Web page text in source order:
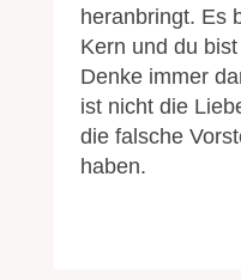
heranbringt. Es
Kern und du
Denke immer
ist nicht die
die falsche
haben.